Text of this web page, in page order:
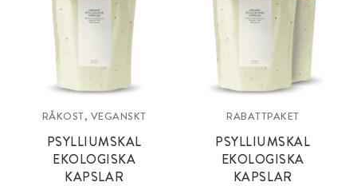
RÅKOST, VEGANSKT
PSYLLIUMSKAL
EKOLOGISKA
KAPSLAR
RABATTPAKET
PSYLLIUMSKAL
EKOLOGISKA
KAPSLAR